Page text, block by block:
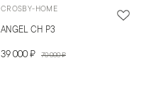
CROSBY-HOME
ANGEL CH P3
39 000 ₽ 70 000 ₽